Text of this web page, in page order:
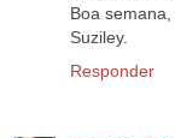
Boa
Suziley.
Responder